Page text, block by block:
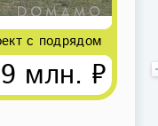
с подрядом
млн. ₽